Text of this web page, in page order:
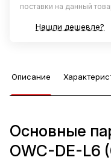
поставки на данный
Нашли дешевле?
Описание
Основные
OWC-DE-L6